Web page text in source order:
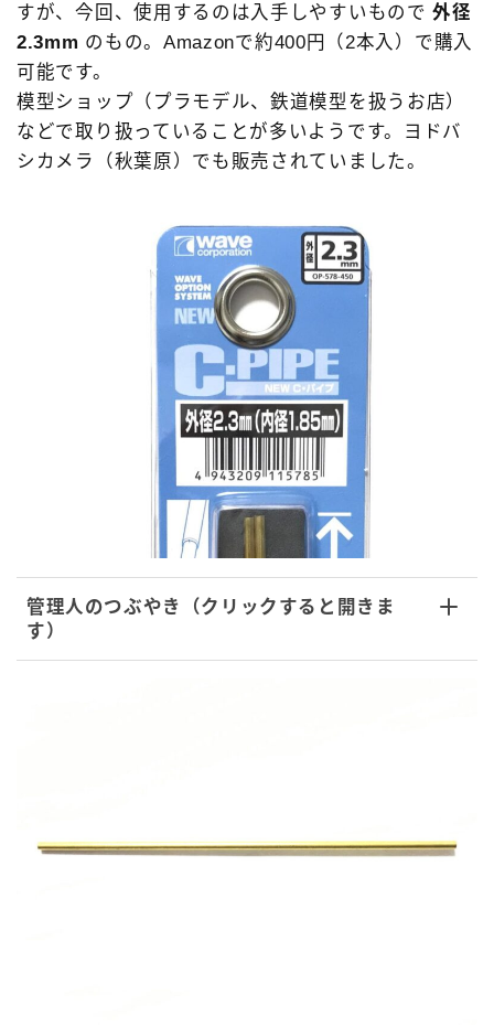
すが、今回、使用するのは入手しやすいもので外径
2.3mm のもの。Amazonで約400円（2本入）で購入
可能です。
模型ショップ（プラモデル、鉄道模型を扱うお店）
などで取り扱っていることが多いようです。ヨドバ
シカメラ（秋葉原）でも販売されていました。
管理人のつぶやき（クリックすると開きま
す）